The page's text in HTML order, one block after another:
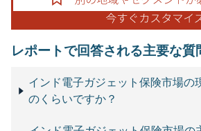
レポートで回答される主要な質
インド電子ガジェット保険市場の
のくらいですか？